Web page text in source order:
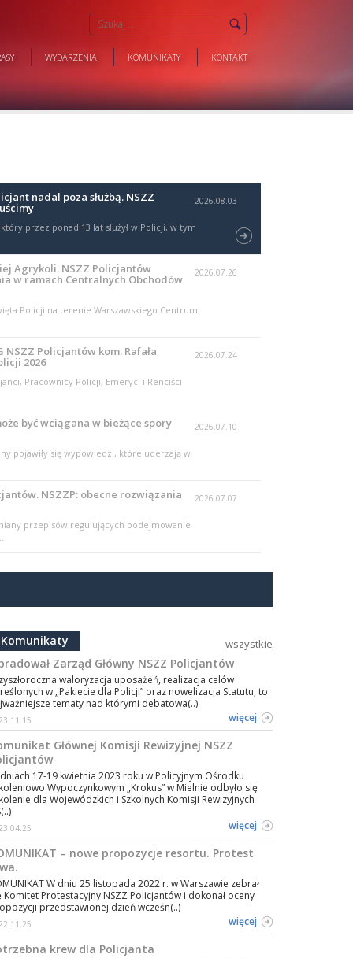
WYDARZENIA KOMUNIKATY KONTAKT
nadal poza służbą. NSZZ 2026.08.03
przez ponad 13 lat służył w Policji, w tym
Agrykoli. NSZZ Policjantów
w ramach Centralnych Obchodów 2026.07.26
Policji na terenie Warszawskiego Centrum
Policjantów kom. Rafała
2026 2026.07.24
Pracownicy Policji, Emeryci i Renciści
być wciągana w bieżące spory 2026.07.10
pojawiły się wypowiedzi, które uderzają w
NSZZP: obecne rozwiązania 2026.07.07
przepisów regulujących podejmowanie
Komunikaty wszystkie
Zarząd Główny NSZZ Policjantów
waloryzacja uposażeń, realizacja celów
w „Pakiecie dla Policji” oraz nowelizacja Statutu, to
tematy nad którymi debatowa(..)
więcej
Głównej Komisji Rewizyjnej NSZZ
17-19 kwietnia 2023 roku w Policyjnym Ośrodku
Wypoczynkowym „Krokus” w Mielnie odbyło się
dla Wojewódzkich i Szkolnych Komisji Rewizyjnych
więcej
– nowe propozycje resortu. Protest
W dniu 25 listopada 2022 r. w Warszawie zebrał
Komitet Protestacyjny NSZZ Policjantów i dokonał oceny
przedstawionej dzień wcześn(..)
więcej
krew dla Policjanta